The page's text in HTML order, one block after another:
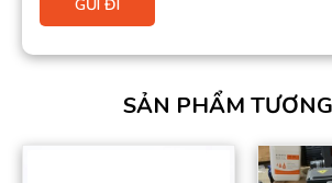
SẢN PHẨM